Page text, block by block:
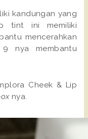
kandungan yang
tint ini memiliki
mencerahkan
nya membantu
Cheek & Lip
nya.